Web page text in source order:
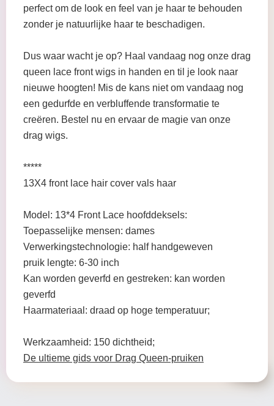
perfect om de look en feel van je haar te behouden
zonder je natuurlijke haar te beschadigen.
Dus waar wacht je op? Haal vandaag nog onze drag
queen lace front wigs in handen en til je look naar
nieuwe hoogten! Mis de kans niet om vandaag nog
een gedurfde en verbluffende transformatie te
creëren. Bestel nu en ervaar de magie van onze
drag wigs.
*****
13X4 front lace hair cover vals haar
Model: 13*4 Front Lace hoofddeksels:
Toepasselijke mensen: dames
Verwerkingstechnologie: half handgeweven
pruik lengte: 6-30 inch
Kan worden geverfd en gestreken: kan worden
geverfd
Haarmateriaal: draad op hoge temperatuur;
Werkzaamheid: 150 dichtheid;
De ultieme gids voor Drag Queen-pruiken